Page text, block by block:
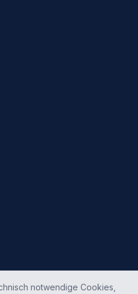
notwendige Cookies,